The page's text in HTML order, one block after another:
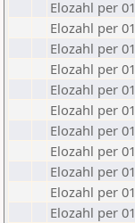
Elozahl per
Elozahl per
Elozahl per
Elozahl per
Elozahl per
Elozahl per
Elozahl per
Elozahl per
Elozahl per
Elozahl per
Elozahl per